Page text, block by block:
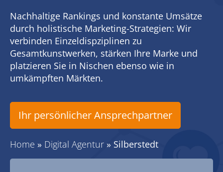
Nachhaltige Rankings und konstante Umsätze
durch holistische Marketing-Strategien: Wir
verbinden Einzeldispziplinen zu
Gesamtkunstwerken, stärken Ihre Marke und
platzieren Sie in Nischen ebenso wie in
umkämpften Märkten.
Ihr persönlicher Ansprechpartner
Home » Digital Agentur » Silberstedt